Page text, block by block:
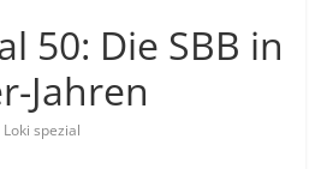
50: Die SBB in
Jahren
Loki spezial